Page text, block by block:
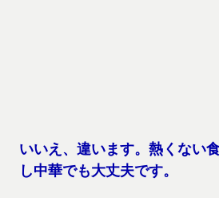
いいえ、違います。熱くない
し中華でも大丈夫です。